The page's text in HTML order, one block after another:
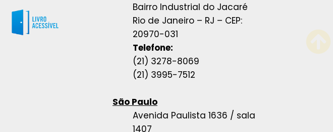
Bairro Industrial do Jacaré
Rio de Janeiro – RJ – CEP:
20970-031
Telefone:
(21) 3278-8069
(21) 3995-7512
São Paulo
Avenida Paulista 1636 / sala
1407